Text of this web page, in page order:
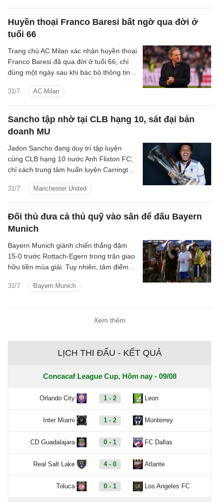
Huyền thoại Franco Baresi bất ngờ qua đời ở
tuổi 66
31/7 AC Milan
Trang chủ AC Milan xác nhận huyền thoại
Franco Baresi đã qua đời ở tuổi 66, chỉ
đúng một ngày sau khi bác bỏ thông tin
Sancho tập nhờ tại CLB hạng 10, sát đại bản
doanh MU
31/7 Manchester United
Jadon Sancho đang duy trì tập luyện
cùng CLB hạng 10 nước Anh Flixton FC,
chỉ cách trung tâm huấn luyện Carrington
Đối thủ đưa cả thủ quỹ vào sân để đấu Bayern
Munich
31/7 Bayern Munich
Bayern Munich giành chiến thắng đậm
15-0 trước Rottach-Egern trong trận giao
hữu tiền mùa giải. Tuy nhiên, tâm điểm
Tám nước Đức khi họ tung chính thủ quỹ
Xem thêm
LỊCH THI ĐẤU - KẾT QUẢ
Concacaf League Cup, Hôm nay - 09/08
Orlando City 1 - 2 Leon
Inter Miami 1 - 2 Monterrey
CD Guadalajara 0 - 1 FC Dallas
Real Salt Lake 4 - 0 Atlante
Toluca 0 - 1 Los Angeles FC